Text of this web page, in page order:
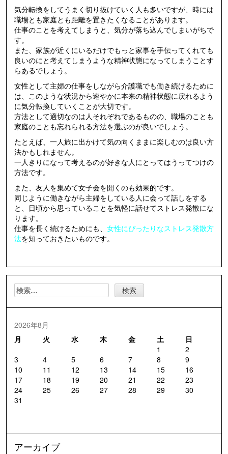
気分転換をしてうまく切り抜けていく人も多いですが、時には
職場とも家庭とも距離を置きたくなることがあります。
仕事のことを考えてしまうと、気分が落ち込んでしまいがちで
す。
また、家族が近くにいるだけでもっと家事を手伝ってくれても
良いのにと考えてしまうような精神状態になってしまうことす
らあるでしょう。
女性として主婦の仕事をしながら介護職でも働き続けるために
は、このような状況から速やかに本来の精神状態に戻れるよう
に気分転換していくことが大切です。
方法として適切なのは人それぞれであるものの、職場のことも
家庭のことも忘れられる方法を選ぶのが良いでしょう。
たとえば、一人旅に出かけて気の向くままに楽しむのは良い方
法かもしれません。
一人きりになって考えるのが好きな人にとってはうってつけの
方法です。
また、友人を集めて女子会を開くのも効果的です。
同じように働きながら主婦をしている人に会って話しをする
と、日頃から思っていることを気軽に話せてストレス発散にな
ります。
仕事を長く続けるためにも、 女性にぴったりなストレス発散方
法を知っておきたいものです。
検
索:
2026年8月
月
火 水 木 金 土
日
1
2
3
4 5 6 7 8
9
10
11 12 13 14 15
16
17
18 19 20 21 22
23
24
25 26 27 28 29
30
31
アーカイブ